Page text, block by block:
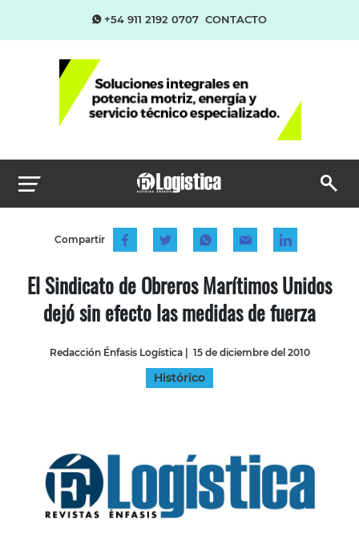
+54 911 2192 0707 CONTACTO
Compartir
El Sindicato de Obreros Marítimos Unidos
dejó sin efecto las medidas de fuerza
Redacción Énfasis Logística| 15 de diciembre del 2010
Histórico